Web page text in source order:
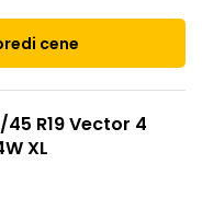
cene
45 R19 Vector 4
XL